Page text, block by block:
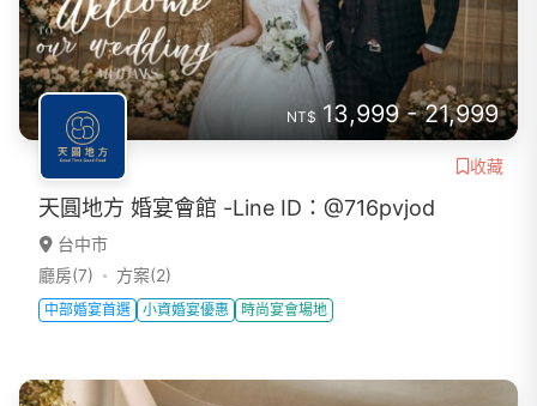
NT$ 13,999 - 21,999
收藏
天圓地方 婚宴會館 -Line ID：@716pvjod
台中市
廳房(7)
方案(2)
中部婚宴首選 小資婚宴優惠 時尚宴會場地